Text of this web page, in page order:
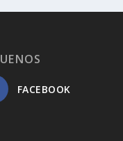
FACEBOOK